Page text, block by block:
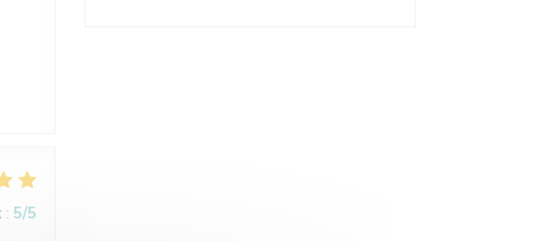
: 5/5